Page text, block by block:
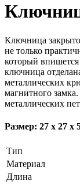
Ключница
не только
который
ключница
металлических
магнитного
металлических
Размер: 27 х 27 х
Тип
Материал
Длина